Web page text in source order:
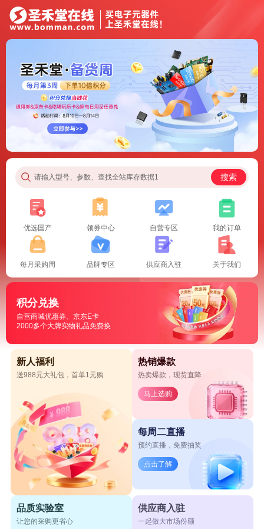
请输入型号、参数、查找全站库存数据1 搜索
优选国产 领券中心 自营专区 我的订单
每月采购周 品牌专区 供应商入驻 关于我们
积分兑换
自营商城优惠券、京东E卡
2000多个大牌实物礼品免费换
新人福利
送988元大礼包，首单1元购
热销爆款
热卖爆款，现货直降
马上选购
每周二直播
预约直播，免费抽奖
点击了解
品质实验室
让您的采购更省心
供应商入驻
一起做大市场份额